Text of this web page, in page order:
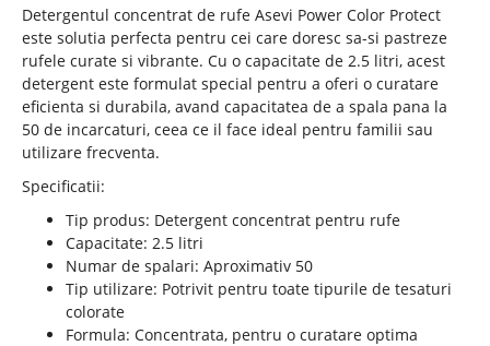
Detergentul concentrat de rufe Asevi Power Color Protect
este solutia perfecta pentru cei care doresc sa-si pastreze
rufele curate si vibrante. Cu o capacitate de 2.5 litri, acest
detergent este formulat special pentru a oferi o curatare
eficienta si durabila, avand capacitatea de a spala pana la
50 de incarcaturi, ceea ce il face ideal pentru familii sau
utilizare frecventa.
Specificatii:
Tip produs: Detergent concentrat pentru rufe
Capacitate: 2.5 litri
Numar de spalari: Aproximativ 50
Tip utilizare: Potrivit pentru toate tipurile de tesaturi
colorate
Formula: Concentrata, pentru o curatare optima